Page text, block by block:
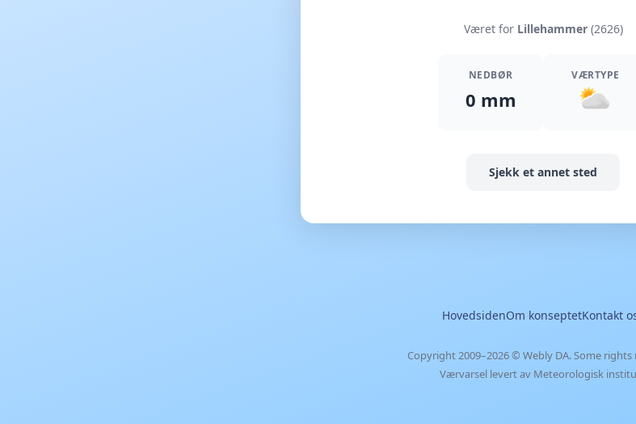
Været for Lillehammer(2626)
NEDBØR
0 mm
VÆRTYPE
Sjekk et annet sted
HovedsidenOm konseptetKontakt
Copyright 2009–2026 © Webly DA. Some rights
Værvarsel levert av Meteorologisk